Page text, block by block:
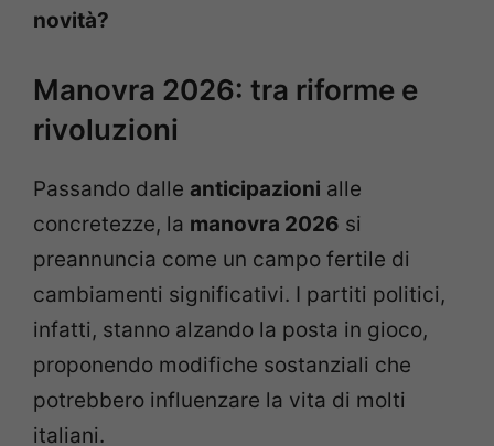
novità?
Manovra 2026: tra riforme e
rivoluzioni
Passando dalle anticipazioni alle
concretezze, la manovra 2026 si
preannuncia come un campo fertile di
cambiamenti significativi. I partiti politici,
infatti, stanno alzando la posta in gioco,
proponendo modifiche sostanziali che
potrebbero influenzare la vita di molti
italiani.